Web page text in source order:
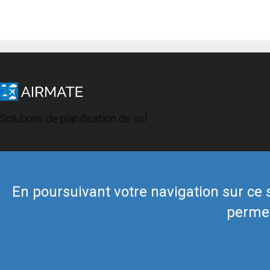
En poursuivant votre navigation sur ce
Solutions de planification de vol